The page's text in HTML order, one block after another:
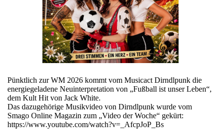
Pünktlich zur WM 2026 kommt vom Musicact Dirndlpunk die
energiegeladene Neuinterpretation von „Fußball ist unser Leben“,
dem Kult Hit von Jack White.
Das dazugehörige Musikvideo von Dirndlpunk wurde vom
Smago Online Magazin zum „Video der Woche“ gekürt:
https://www.youtube.com/watch?v=_AfcpJoP_Bs